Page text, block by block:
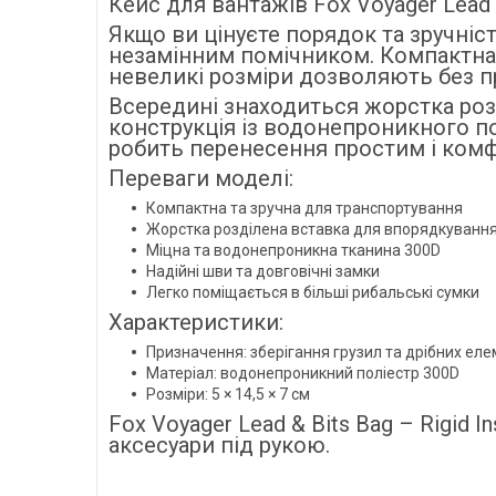
Якщо ви цінуєте порядок та
незамінним помічником. Компактна
невеликі розміри дозволяють без
Всередині знаходиться жорстка
конструкція із водонепроникного
робить перенесення простим і
Переваги моделі:
Компактна та зручна для транспортування
Жорстка розділена вставка для
Міцна та водонепроникна тканина 300D
Надійні шви та довговічні замки
Легко поміщається в більші рибальські сумки
Характеристики:
Призначення: зберігання грузил та дрібних
Матеріал: водонепроникний поліестр 300D
Розміри: 5 × 14,5 × 7 см
Fox Voyager Lead & Bits Bag – Rigid
аксесуари під рукою.